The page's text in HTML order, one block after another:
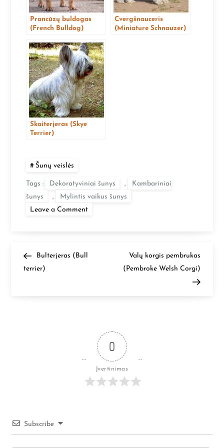
Prancūzų buldogas
(French Bulldog)
Cvergšnauceris
(Miniature Schnauzer)
Skaiterjeras (Skye
Terrier)
Šunų veislės
Tags : Dekoratyviniai šunys ,
Kambariniai
šunys
,
Mylintis vaikus šunys
Leave a Commenton
N
j
Previous
Post
Bulterjeras (Bull
terrier)
Next
Post
Valų korgis pembrukas
(Pembroke Welsh Corgi)
0
Įvertinimas
Subscribe